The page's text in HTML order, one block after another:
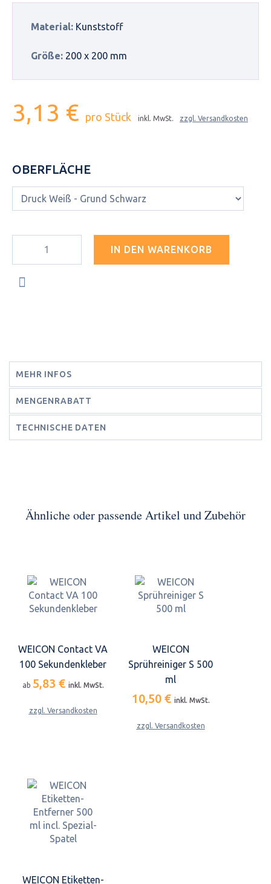
Material: Kunststoff
Größe: 200 x 200 mm
3,13 € pro Stück inkl. MwSt. zzgl. Versandkosten
OBERFLÄCHE
IN DEN WARENKORB
MEHR INFOS
MENGENRABATT
TECHNISCHE DATEN
Ähnliche oder passende Artikel und Zubehör
WEICON Contact VA
100 Sekundenkleber
ab 5,83 € inkl. MwSt.
zzgl. Versandkosten
WEICON
Sprühreiniger S 500
ml
10,50 € inkl. MwSt.
zzgl. Versandkosten
WEICON Etiketten-